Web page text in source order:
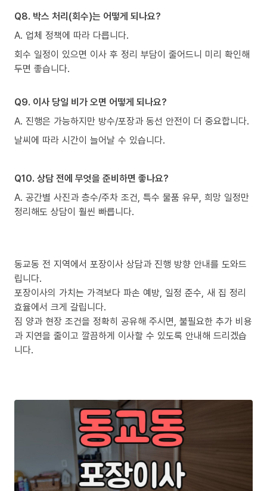
Q8. 박스 처리(회수)는 어떻게 되나요?
A. 업체 정책에 따라 다릅니다.
회수 일정이 있으면 이사 후 정리 부담이 줄어드니 미리 확인해
두면 좋습니다.
Q9. 이사 당일 비가 오면 어떻게 되나요?
A. 진행은 가능하지만 방수/포장과 동선 안전이 더 중요합니다.
날씨에 따라 시간이 늘어날 수 있습니다.
Q10. 상담 전에 무엇을 준비하면 좋나요?
A. 공간별 사진과 층수/주차 조건, 특수 물품 유무, 희망 일정만
정리해도 상담이 훨씬 빠릅니다.
동교동 전 지역에서 포장이사 상담과 진행 방향 안내를 도와드
립니다.
포장이사의 가치는 가격보다 파손 예방, 일정 준수, 새 집 정리
효율에서 크게 갈립니다.
짐 양과 현장 조건을 정확히 공유해 주시면, 불필요한 추가 비용
과 지연을 줄이고 깔끔하게 이사할 수 있도록 안내해 드리겠습
니다.